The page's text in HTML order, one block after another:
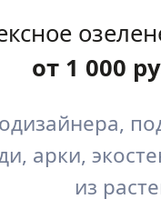
от 1 000
арки,
из